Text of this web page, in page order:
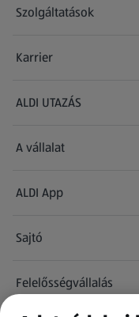
Szolgáltatások
Karrier
(új oldalon nyílik meg)
ALDI UTAZÁS
(új oldalon nyílik meg)
A vállalat
ALDI App
Sajtó
Felelősségvállalás